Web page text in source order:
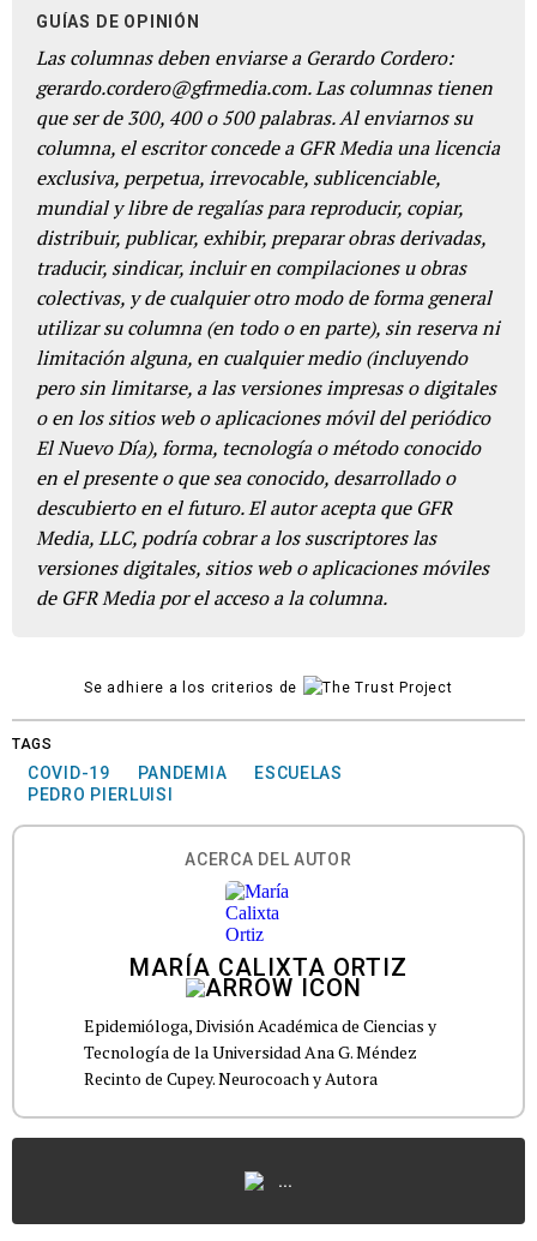
GUÍAS DE OPINIÓN
Las columnas deben enviarse a Gerardo Cordero:
gerardo.cordero@gfrmedia.com. Las columnas tienen
que ser de 300, 400 o 500 palabras. Al enviarnos su
columna, el escritor concede a GFR Media una licencia
exclusiva, perpetua, irrevocable, sublicenciable,
mundial y libre de regalías para reproducir, copiar,
distribuir, publicar, exhibir, preparar obras derivadas,
traducir, sindicar, incluir en compilaciones u obras
colectivas, y de cualquier otro modo de forma general
utilizar su columna (en todo o en parte), sin reserva ni
limitación alguna, en cualquier medio (incluyendo
pero sin limitarse, a las versiones impresas o digitales
o en los sitios web o aplicaciones móvil del periódico
El Nuevo Día), forma, tecnología o método conocido
en el presente o que sea conocido, desarrollado o
descubierto en el futuro. El autor acepta que GFR
Media, LLC, podría cobrar a los suscriptores las
versiones digitales, sitios web o aplicaciones móviles
de GFR Media por el acceso a la columna.
Se adhiere a los criterios de
TAGS
COVID-19 PANDEMIA
ESCUELAS
PEDRO PIERLUISI
ACERCA DEL AUTOR
MARÍA CALIXTA ORTIZ
Epidemióloga, División Académica de Ciencias y
Tecnología de la Universidad Ana G. Méndez
Recinto de Cupey. Neurocoach y Autora
...